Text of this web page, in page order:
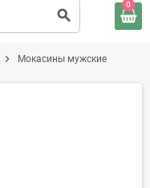
search
0
chevron_right Мокасины мужские